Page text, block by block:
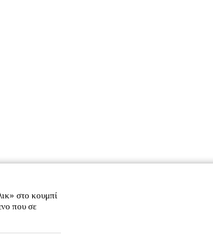
στο κουμπί
που σε